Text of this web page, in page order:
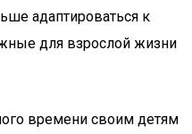
адаптироваться к
для взрослой жизни
времени своим детям